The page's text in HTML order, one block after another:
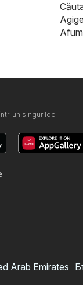
un singur loc
Arab Emirates